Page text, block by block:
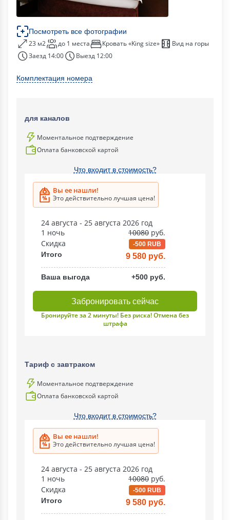
Посмотреть все фотографии
23 м2 до 1 места Кровать «King size»
Вид на горы
Заезд 14:00
Выезд 12:00
Комплектация номера
для каналов
Моментальное подтверждение
Оплата банковской картой
Что входит в стоимость?
Вы ее нашли!
Это действительно лучшая цена!
24 августа - 25 августа 2026 год
1 ночь
10080 руб.
Скидка
-500 RUB
Итого 9 580 руб.
Ваша выгода +500 руб.
Забронировать сейчас
Бронируйте за 2 минуты! Без риска! Отмена без
штрафа
Тариф с завтраком
Моментальное подтверждение
Оплата банковской картой
Что входит в стоимость?
Вы ее нашли!
Это действительно лучшая цена!
24 августа - 25 августа 2026 год
1 ночь
10080 руб.
Скидка
-500 RUB
Итого 9 580 руб.